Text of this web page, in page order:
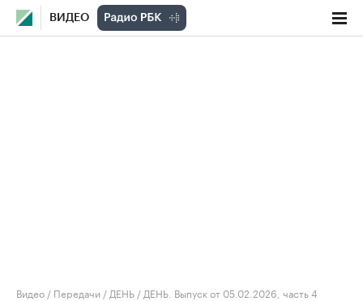
ВИДЕО
Видео / Передачи / ДЕНЬ / ДЕНЬ. Выпуск от 05.02.2026, часть 4